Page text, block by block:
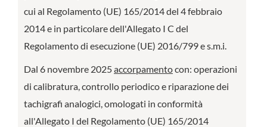
cui al Regolamento (UE) 165/2014 del 4 febbraio
2014 e in particolare dell'Allegato I C del
Regolamento di esecuzione (UE) 2016/799 e s.m.i.
Dal 6 novembre 2025accorpamentocon: operazioni
di calibratura, controllo periodico e riparazione dei
tachigrafi analogici, omologati in conformità
all'Allegato I del Regolamento (UE) 165/2014